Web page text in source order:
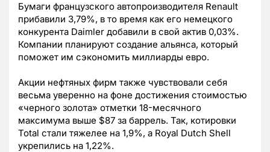
Бумаги французского автопроизводителя Renault
прибавили 3,79%, в то время как его немецкого
конкурента Daimler добавили в свой актив 0,03%.
Компании планируют создание альянса, который
поможет им сэкономить миллиарды евро.
Акции нефтяных фирм также чувствовали себя
весьма уверенно на фоне достижения стоимостью
«черного золота» отметки 18-месячного
максимума выше $87 за баррель. Так, котировки
Total стали тяжелее на 1,9%, а Royal Dutch Shell
укрепились на 1,22%.